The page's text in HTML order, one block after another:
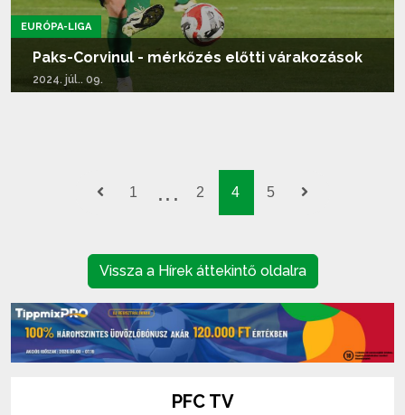
EURÓPA-LIGA
Paks-Corvinul - mérkőzés előtti várakozások
2024. júl.. 09.
1 2 4 5
Vissza a Hírek áttekintő oldalra
PFC TV